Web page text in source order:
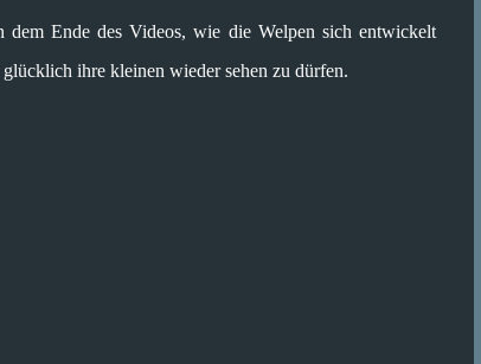
Ende des Videos, wie die Welpen sich entwickelt
ihre kleinen wieder sehen zu dürfen.